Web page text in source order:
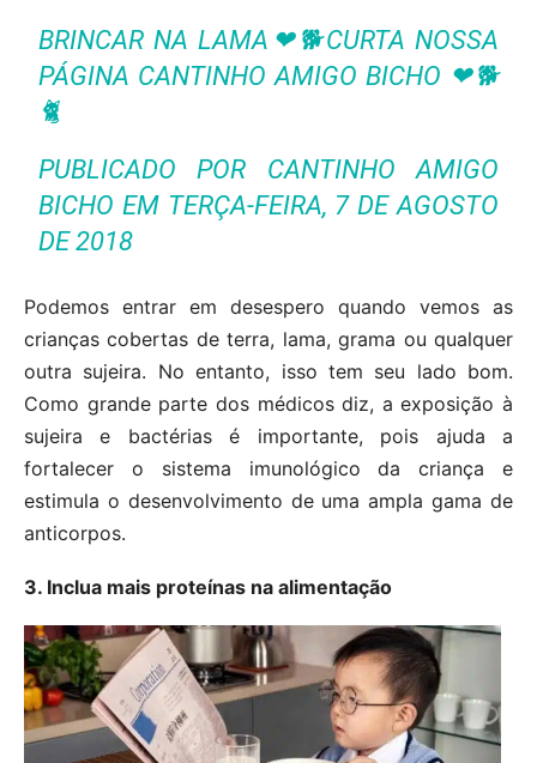
BRINCAR NA LAMA❤🐕CURTA NOSSA
PÁGINA CANTINHO AMIGO BICHO ❤🐕
🐈
PUBLICADO POR CANTINHO AMIGO
BICHO EM TERÇA-FEIRA, 7 DE AGOSTO
DE 2018
Podemos entrar em desespero quando vemos as
crianças cobertas de terra, lama, grama ou qualquer
outra sujeira. No entanto, isso tem seu lado bom.
Como grande parte dos médicos diz, a exposição à
sujeira e bactérias é importante, pois ajuda a
fortalecer o sistema imunológico da criança e
estimula o desenvolvimento de uma ampla gama de
anticorpos.
3. Inclua mais proteínas na alimentação